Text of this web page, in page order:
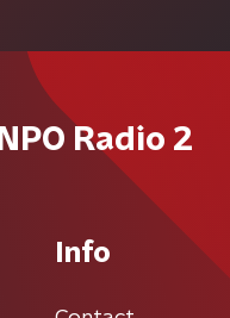
Radio 2
Info